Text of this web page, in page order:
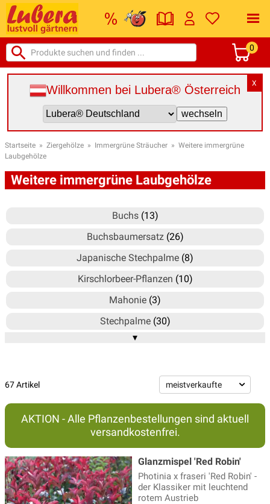
0
X
Willkommen bei Lubera® Österreich
Startseite » Ziergehölze » Immergrüne Sträucher » Weitere immergrüne
Laubgehölze
Weitere immergrüne Laubgehölze
Buchs(13)
Buchsbaumersatz (26)
Japanische Stechpalme (8)
Kirschlorbeer-Pflanzen (10)
Mahonie (3)
Stechpalme(30)
Weitere immergrüne Laubgehölze
▾
67 Artikel
AKTION - Alle Pflanzenbestellungen sind aktuell
versandkostenfrei.
Glanzmispel 'Red Robin'
Photinia x fraseri 'Red Robin' -
der Klassiker mit leuchtend
rotem Austrieb